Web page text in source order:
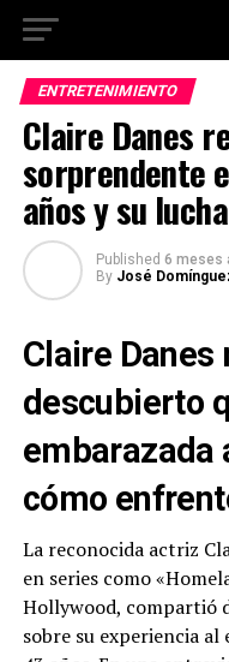
ENTRETENIMIENTO
Claire Danes
sorprendente
años y su
Published 6 meses
By José
Claire
descubierto
embarazada
cómo
La reconocida actriz
en series como
Hollywood, compartió
sobre su experiencia al